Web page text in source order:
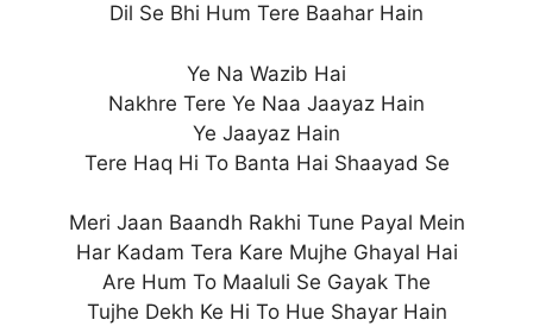
Dil Se Bhi Hum Tere Baahar Hain
Ye Na Wazib Hai
Nakhre Tere Ye Naa Jaayaz Hain
Ye Jaayaz Hain
Tere Haq Hi To Banta Hai Shaayad Se
Meri Jaan Baandh Rakhi Tune Payal Mein
Har Kadam Tera Kare Mujhe Ghayal Hai
Are Hum To Maaluli Se Gayak The
Tujhe Dekh Ke Hi To Hue Shayar Hain